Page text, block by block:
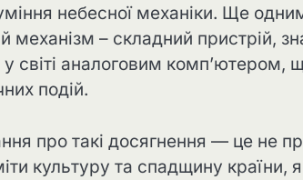
небесної механіки. Ще
механізм – складний пристрій,
світі аналоговим комп’ютером,
подій.
про такі досягнення — це не
культуру та спадщину країни,